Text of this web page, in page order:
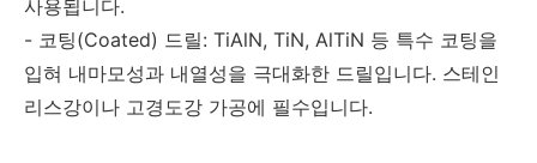
사용됩니다.
- 코팅(Coated) 드릴: TiAlN, TiN, AlTiN 등 특수 코팅을
입혀 내마모성과 내열성을 극대화한 드릴입니다. 스테인
리스강이나 고경도강 가공에 필수입니다.